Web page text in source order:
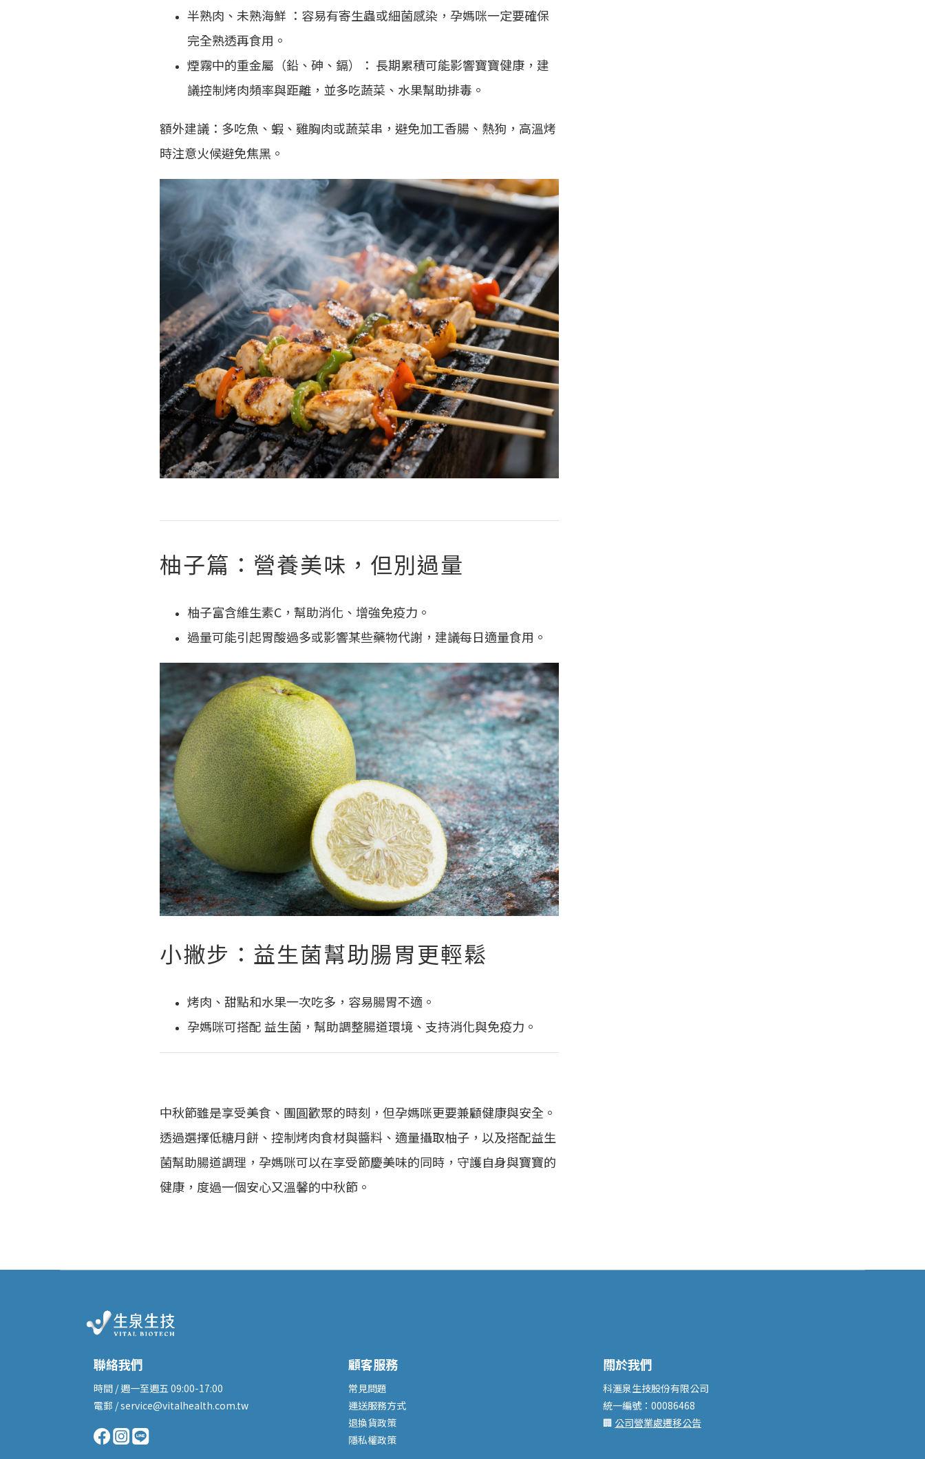
半熟肉、未熟海鮮 ：容易有寄生蟲或細菌感染，孕媽咪一定要確保
完全熟透再食用。
煙霧中的重金屬（鉛、砷、鎘）： 長期累積可能影響寶寶健康，建
議控制烤肉頻率與距離，並多吃蔬菜、水果幫助排毒。
額外建議：多吃魚、蝦、雞胸肉或蔬菜串，避免加工香腸、熱狗，高溫烤
時注意火候避免焦黑。
柚子篇：營養美味，但別過量
柚子富含維生素C，幫助消化、增強免疫力。
過量可能引起胃酸過多或影響某些藥物代謝，建議每日適量食用。
小撇步：益生菌幫助腸胃更輕鬆
烤肉、甜點和水果一次吃多，容易腸胃不適。
孕媽咪可搭配 益生菌，幫助調整腸道環境、支持消化與免疫力。
中秋節雖是享受美食、團圓歡聚的時刻，但孕媽咪更要兼顧健康與安全。
透過選擇低糖月餅、控制烤肉食材與醬料、適量攝取柚子，以及搭配益生
菌幫助腸道調理，孕媽咪可以在享受節慶美味的同時，守護自身與寶寶的
健康，度過一個安心又溫馨的中秋節。
聯絡我們
時間 / 週一至週五 09:00-17:00
電郵 / service@vitalhealth.com.tw
顧客服務
常見問題
運送服務方式
退換貨政策
隱私權政策
關於我們
科滙泉生技股份有限公司
統一編號：00086468
🏢 公司營業處遷移公告